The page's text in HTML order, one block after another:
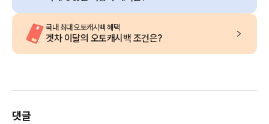
국내 최대 오토캐시백 혜택
겟차 이달의 오토캐시백 조건은?
댓글